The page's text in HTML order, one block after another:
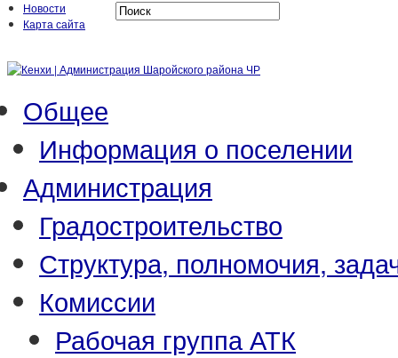
Новости
Карта сайта
Общее
Информация о поселении
Администрация
Градостроительство
Структура, полномочия,
Комиссии
Рабочая группа АТК